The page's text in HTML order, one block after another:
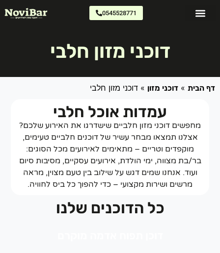
0545528771
דוכני מזון חלבי
הבית»דוכני מזון »דוכני מזון חלבי
עמדות אוכל חלבי
מחפשים דוכני מזון חלביים שישדרגו את האירוע שלכם?
אצלנו תמצאו מבחר עשיר של דוכנים חלביים טעימים,
מוקפדים וטריים – מתאימים לאירועים מכל הסוגים:
בר/בת מצווה, ימי הולדת, אירועים עסקיים, מסיבות סיום
ועוד. אנחנו שמים דגש על שילוב בין טעם מצוין, מראה
מרשים ושירות מקצועי – כדי להפוך כל ביס לחוויה.
כל הדוכנים שלנו